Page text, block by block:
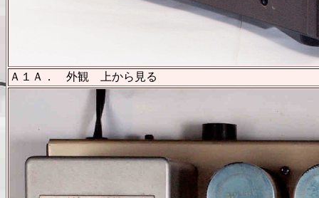
Ａ１Ａ． 外観 上から見る